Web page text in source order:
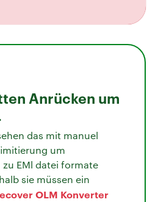
Anrücken um
das mit manuel
um
EMl datei formate
sie müssen ein
OLM Konverter